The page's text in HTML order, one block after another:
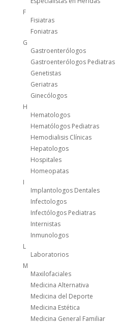
F
Fisiatras
Foniatras
G
Gastroenterólogos
Gastroenterólogos Pediatras
Genetistas
Geriatras
Ginecólogos
H
Hematologos
Hematólogos Pediatras
Hemodialisis Clínicas
Hepatologos
Hospitales
Homeopatas
I
Implantologos Dentales
Infectologos
Infectólogos Pediatras
Internistas
Inmunologos
L
Laboratorios
M
Maxilofaciales
Medicina Alternativa
Medicina del Deporte
Medicina Estética
Medicina General Familiar